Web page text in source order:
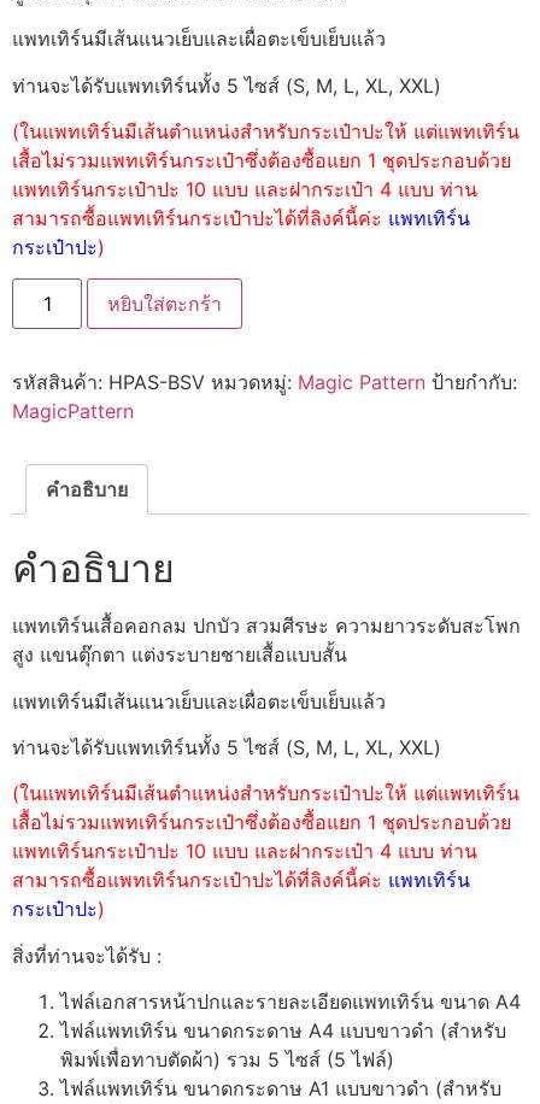
แพทเทิร์นมีเส้นแนวเย็บและเผื่อตะเข็บเย็บแล้ว
ท่านจะได้รับแพทเทิร์นทั้ง 5 ไซส์ (S, M, L, XL, XXL)
(ในแพทเทิร์นมีเส้นตำแหน่งสำหรับกระเป๋าปะให้ แต่แพทเทิร์น
เสื้อไม่รวมแพทเทิร์นกระเป๋าซึ่งต้องซื้อแยก 1 ชุดประกอบด้วย
แพทเทิร์นกระเป๋าปะ 10 แบบ และฝากระเป๋า 4 แบบ ท่าน
สามารถซื้อแพทเทิร์นกระเป๋าปะได้ที่ลิงค์นี้ค่ะ แพทเทิร์น
กระเป๋าปะ)
หยิบใส่ตะกร้า
รหัสสินค้า: HPAS-BSV หมวดหมู่: Magic Pattern ป้ายกำกับ:
MagicPattern
คำอธิบาย
คำอธิบาย
แพทเทิร์นเสื้อคอกลม ปกบัว สวมศีรษะ ความยาวระดับสะโพก
สูง แขนตุ๊กตา แต่งระบายชายเสื้อแบบสั้น
แพทเทิร์นมีเส้นแนวเย็บและเผื่อตะเข็บเย็บแล้ว
ท่านจะได้รับแพทเทิร์นทั้ง 5 ไซส์ (S, M, L, XL, XXL)
(ในแพทเทิร์นมีเส้นตำแหน่งสำหรับกระเป๋าปะให้ แต่แพทเทิร์น
เสื้อไม่รวมแพทเทิร์นกระเป๋าซึ่งต้องซื้อแยก 1 ชุดประกอบด้วย
แพทเทิร์นกระเป๋าปะ 10 แบบ และฝากระเป๋า 4 แบบ ท่าน
สามารถซื้อแพทเทิร์นกระเป๋าปะได้ที่ลิงค์นี้ค่ะ แพทเทิร์น
กระเป๋าปะ)
สิ่งที่ท่านจะได้รับ :
ไฟล์เอกสารหน้าปกและรายละเอียดแพทเทิร์น ขนาด A4
ไฟล์แพทเทิร์น ขนาดกระดาษ A4 แบบขาวดำ (สำหรับ
พิมพ์เพื่อทาบตัดผ้า) รวม 5 ไซส์ (5 ไฟล์)
ไฟล์แพทเทิร์น ขนาดกระดาษ A1 แบบขาวดำ (สำหรับ